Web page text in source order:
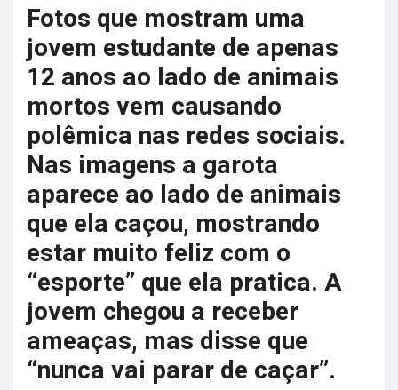
Fotos que mostram uma
jovem estudante de apenas
12 anos ao lado de animais
mortos vem causando
polêmica nas redes sociais.
Nas imagens a garota
aparece ao lado de animais
que ela caçou, mostrando
estar muito feliz com o
“esporte” que ela pratica. A
jovem chegou a receber
ameaças, mas disse que
“nunca vai parar de caçar”.